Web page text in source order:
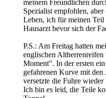
meinem Freundlichen
Spezialist empfohlen,
Leben, ich für meinen Teil
Hausarzt bevor sich der
P.S.: Am Freitag hatten
englischen
Moment". In der ersten
gefahrenen Kurve mit den
versetzte die Fuhre
Ich bin es leid, die Teile